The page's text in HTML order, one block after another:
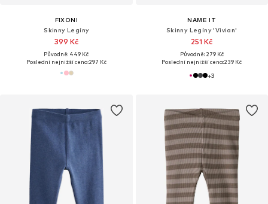
FIXONI
Skinny Legíny
399 Kč
Původně: 449 Kč
Poslední nejnižší cena:297 Kč
NAME IT
Skinny Legíny 'Vivian'
251 Kč
Původně: 279 Kč
Poslední nejnižší cena:239 Kč
+3